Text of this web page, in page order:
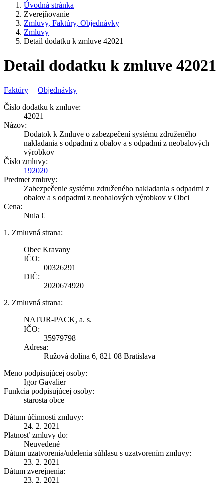
Úvodná stránka
Zverejňovanie
Zmluvy, Faktúry, Objednávky
Zmluvy
Detail dodatku k zmluve 42021
Detail dodatku k zmluve 42021
Faktúry | Objednávky
Číslo dodatku k zmluve:
42021
Názov:
Dodatok k Zmluve o zabezpečení systému združeného
nakladania s odpadmi z obalov a s odpadmi z neobalových
výrobkov
Číslo zmluvy:
192020
Predmet zmluvy:
Zabezpečenie systému združeného nakladania s odpadmi z
obalov a s odpadmi z neobalových výrobkov v Obci
Cena:
Nula €
1. Zmluvná strana:
Obec Kravany
IČO:
00326291
DIČ:
2020674920
2. Zmluvná strana:
NATUR-PACK, a. s.
IČO:
35979798
Adresa:
Ružová dolina 6, 821 08 Bratislava
Meno podpisujúcej osoby:
Igor Gavalier
Funkcia podpisujúcej osoby:
starosta obce
Dátum účinnosti zmluvy:
24. 2. 2021
Platnosť zmluvy do:
Neuvedené
Dátum uzatvorenia/udelenia súhlasu s uzatvorením zmluvy:
23. 2. 2021
Dátum zverejnenia:
23. 2. 2021